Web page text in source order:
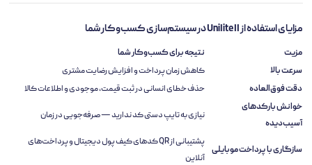
مزایای استفاده از Unilite II در سیستم‌سازی کسب‌وکار شما
مزیت
نتیجه برای کسب‌وکار شما
سرعت بالا
کاهش زمان پرداخت و افزایش رضایت مشتری
دقت فوق‌العاده
حذف خطای انسانی در ثبت قیمت، موجودی و اطلاعات کالا
خوانش بارکدهای
آسیب‌دیده
نیازی به تایپ دستی کد ندارید — صرفه‌جویی در زمان
سازگاری با پرداخت موبایلی
پشتیبانی از QR کدهای کیف پول دیجیتال و پرداخت‌های
آنلاین